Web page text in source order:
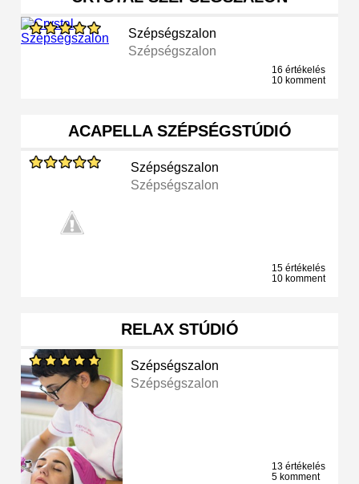
Szépségszalon
Szépségszalon
16 értékelés
10 komment
ACAPELLA SZÉPSÉGSTÚDIÓ
Szépségszalon
Szépségszalon
15 értékelés
10 komment
RELAX STÚDIÓ
Szépségszalon
Szépségszalon
13 értékelés
5 komment